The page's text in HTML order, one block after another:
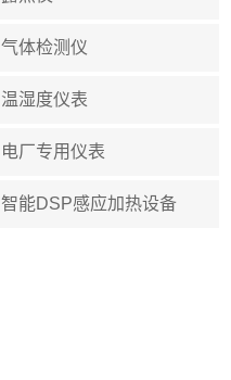
气体检测仪
温湿度仪表
电厂专用仪表
智能DSP感应加热设备